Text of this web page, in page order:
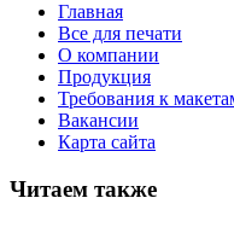
Главная
Все для печати
О компании
Продукция
Требования к
Вакансии
Карта сайта
Читаем также